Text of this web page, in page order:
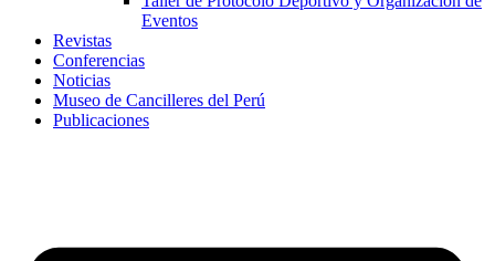
Eventos
Revistas
Conferencias
Noticias
Museo de Cancilleres del Perú
Publicaciones